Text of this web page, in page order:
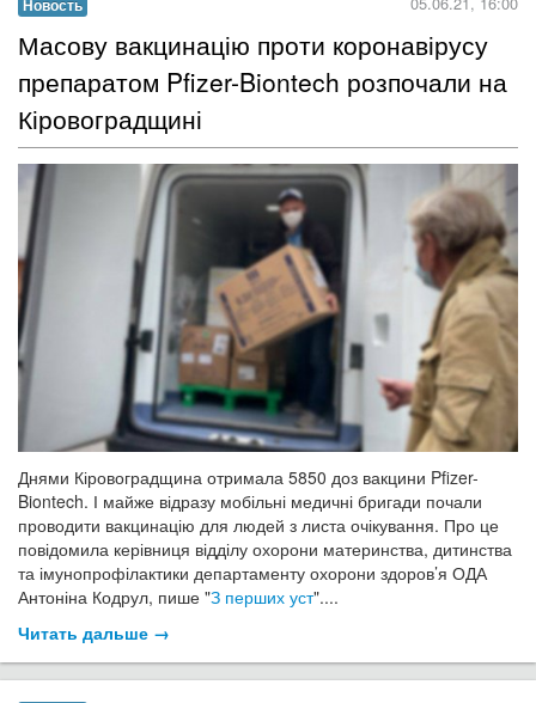
Новость
Масову вакцинацію проти коронавірусу
препаратом Pfizer-Biontech розпочали на
Кіровоградщині
Днями Кіровоградщина отримала 5850 доз вакцини Pfizer-
Biontech. І майже відразу мобільні медичні бригади почали
проводити вакцинацію для людей з листа очікування. Про це
повідомила керівниця відділу охорони материнства, дитинства
та імунопрофілактики департаменту охорони здоров’я ОДА
Антоніна Кодрул, пише "З перших уст"....
Читать дальше →